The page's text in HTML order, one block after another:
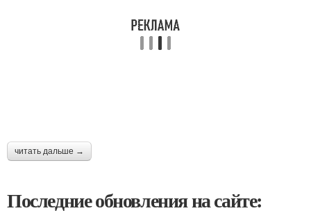
читать дальше →
Последние обновления на сайте: